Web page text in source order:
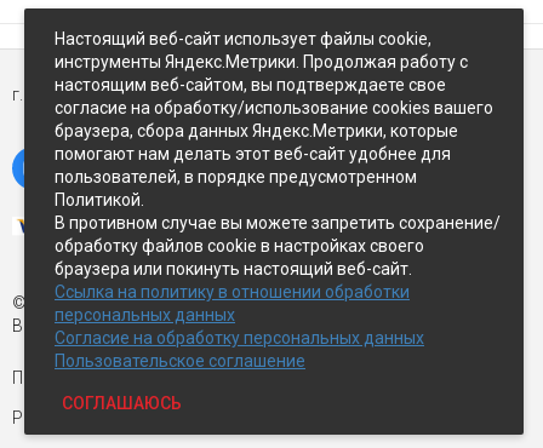
г. Петропавловск-Камчатский,ул Восточное-шоссе, д.5
© Экспострой, 2026 г.
Все права защищены
Письмо директору:
Разработка сайта —
Настоящий веб-сайт использует файлы cookie,
инструменты Яндекс.Метрики. Продолжая работу с
настоящим веб-сайтом, вы подтверждаете свое
согласие на обработку/использование cookies вашего
браузера, сбора данных Яндекс.Метрики, которые
помогают нам делать этот веб-сайт удобнее для
пользователей, в порядке предусмотренном
Политикой.
В противном случае вы можете запретить сохранение/
обработку файлов cookie в настройках своего
браузера или покинуть настоящий веб-сайт.
Ссылка на политику в отношении обработки
персональных данных
Согласие на обработку персональных данных
Пользовательское соглашение
СОГЛАШАЮСЬ